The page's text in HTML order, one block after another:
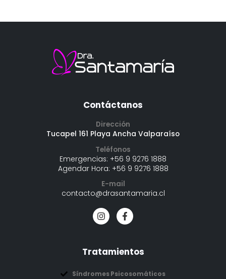
Contáctanos
Dirección
Tucapel 161 Playa Ancha Valparaíso
Teléfonos
Emergencias: +56 9 9276 1888
Agendar Hora: +56 9 9276 1888
E-mail
contacto@drasantamaria.cl
Tratamientos
Síndromes Psicosomáticos